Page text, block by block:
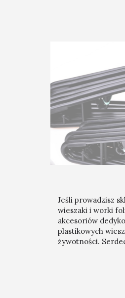
Jeśli prowadzisz
wieszaki i worki
akcesoriów
plastikowych
żywotności.